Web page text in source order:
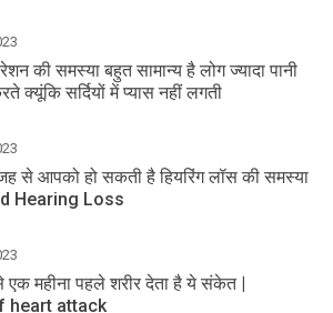
की समस्या बहुत सामान्य है लोग ज्यादा पानी
क्यूंकि सर्दियों में प्यास नहीं लगती
से आपको हो सकती है हियरिंग लॉस की समस्या
Hearing Loss
महीना पहले शरीर देता है ये संकेत |
heart attack